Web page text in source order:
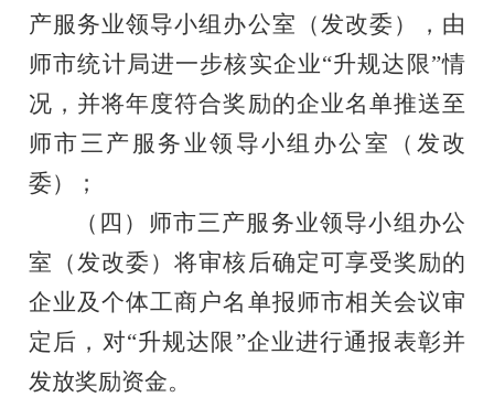
产服务业领导小组办公室（发改委），由
师市统计局进一步核实企业“升规达限”情
况，并将年度符合奖励的企业名单推送至
师市三产服务业领导小组办公室（发改
委）；
（四）师市三产服务业领导小组办公
室（发改委）将审核后确定可享受奖励的
企业及个体工商户名单报师市相关会议审
定后，对“升规达限”企业进行通报表彰并
发放奖励资金。